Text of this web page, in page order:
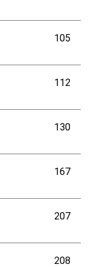
105
112
130
167
207
208